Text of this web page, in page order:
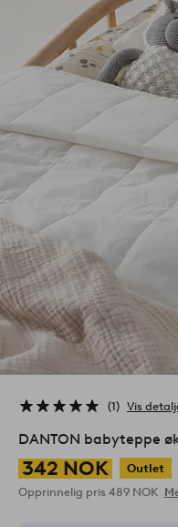
1 Vis
DANTON babyteppe
342 NOK
Outlet
Opprinnelig pris 489 NOK